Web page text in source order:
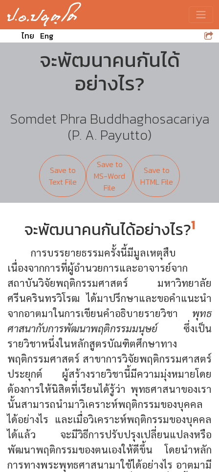
ไทย Eng
จะพัฒนาคนกันได้
อย่างไร?
Somdet Phra Buddhaghosacariya
(P. A. Payutto)
Save to
Text File
Save to
MS-Word
File
Save to
HTML File
จะพัฒนาคนกันได้อย่างไร?1
การบรรยายธรรมครั้งนี้มีมูลเหตุสืบ
เนื่องจากการที่ผู้อำนวยการและอาจารย์จาก
สถาบันวิจัยพฤติกรรมศาสตร์ มหาวิทยาลัย
ศรีนครินทรวิโรฒ ได้มาปรึกษาและขอคำแนะนำ
จากอาตมาในการเขียนคำอธิบายรายวิชา พุทธ
ศาสนากับการพัฒนาพฤติกรรมมนุษย์ซึ่งเป็น
รายวิชาหนึ่งในหลักสูตรบัณฑิตศึกษาทาง
พฤติกรรมศาสตร์ สาขาการวิจัยพฤติกรรมศาสตร์
ประยุกต์ ผู้สร้างรายวิชานี้มีความมุ่งหมายโดย
ต้องการให้นิสิตที่เรียนได้รู้ว่า พุทธศาสนาของเรา
นั้นสามารถนำมาวิเคราะห์พฤติกรรมของบุคคล
ได้อย่างไร และเมื่อวิเคราะห์พฤติกรรมของบุคคล
ได้แล้ว จะมีวิธีการปรับปรุงเปลี่ยนแปลงหรือ
พัฒนาพฤติกรรมของตนเองให้ดีขึ้น โดยนำหลัก
การทางพระพุทธศาสนามาใช้ได้อย่างไร อาตมามี